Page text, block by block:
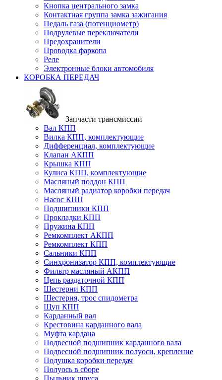
Кнопка центрального замка
Контактная группа замка зажигания
Педаль газа (потенциометр)
Подрулевые переключатели
Предохранители
Проводка фаркопа
Реле
Электронные блоки автомобиля
КОРОБКА ПЕРЕДАЧ
Запчасти трансмиссии
Вал КПП
Вилка КПП, комплектующие
Дифференциал, комплектующие
Клапан АКПП
Крышка КПП
Кулиса КПП, комплектующие
Масляный поддон КПП
Масляный радиатор коробки передач
Насос КПП
Подшипники КПП
Прокладки КПП
Пружина КПП
Ремкомплект АКПП
Ремкомплект КПП
Сальники КПП
Синхронизатор КПП, комплектующие
Фильтр масляный АКПП
Цепь раздаточной КПП
Шестерни КПП
Шестерня, трос спидометра
Щуп КПП
Карданный вал
Крестовина карданного вала
Муфта кардана
Подвесной подшипник карданного вала
Подвесной подшипник полуоси, крепление
Подушка коробки передач
Полуось в сборе
Пыльник шруса